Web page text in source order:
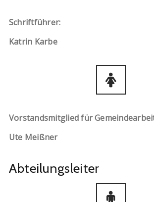
Schriftführer:
Katrin Karbe
Vorstandsmitglied für
Ute Meißner
Abteilungsleiter